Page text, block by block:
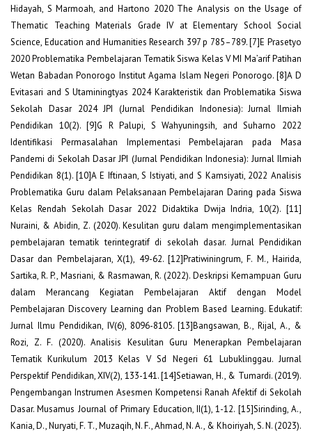
Hidayah, S Marmoah, and Hartono 2020 The Analysis on the Usage of
Thematic Teaching Materials Grade IV at Elementary School Social
Science, Education and Humanities Research 397 p 785–789. [7]E Prasetyo
2020 Problematika Pembelajaran Tematik Siswa Kelas V MI Ma’arif Patihan
Wetan Babadan Ponorogo Institut Agama Islam Negeri Ponorogo. [8]A D
Evitasari and S Utaminingtyas 2024 Karakteristik dan Problematika Siswa
Sekolah Dasar 2024 JPI (Jurnal Pendidikan Indonesia): Jurnal Ilmiah
Pendidikan 10(2). [9]G R Palupi, S Wahyuningsih, and Suharno 2022
Identifikasi Permasalahan Implementasi Pembelajaran pada Masa
Pandemi di Sekolah Dasar JPI (Jurnal Pendidikan Indonesia): Jurnal Ilmiah
Pendidikan 8(1). [10]A E Iftinaan, S Istiyati, and S Kamsiyati, 2022 Analisis
Problematika Guru dalam Pelaksanaan Pembelajaran Daring pada Siswa
Kelas Rendah Sekolah Dasar 2022 Didaktika Dwija Indria, 10(2). [11]
Nuraini, & Abidin, Z. (2020). Kesulitan guru dalam mengimplementasikan
pembelajaran tematik terintegratif di sekolah dasar. Jurnal Pendidikan
Dasar dan Pembelajaran, X(1), 49-62. [12]Pratiwiningrum, F. M., Hairida,
Sartika, R. P., Masriani, & Rasmawan, R. (2022). Deskripsi Kemampuan Guru
dalam Merancang Kegiatan Pembelajaran Aktif dengan Model
Pembelajaran Discovery Learning dan Problem Based Learning. Edukatif:
Jurnal Ilmu Pendidikan, IV(6), 8096-8105. [13]Bangsawan, B., Rijal, A., &
Rozi, Z. F. (2020). Analisis Kesulitan Guru Menerapkan Pembelajaran
Tematik Kurikulum 2013 Kelas V Sd Negeri 61 Lubuklinggau. Jurnal
Perspektif Pendidikan, XIV(2), 133-141. [14]Setiawan, H., & Tumardi. (2019).
Pengembangan Instrumen Asesmen Kompetensi Ranah Afektif di Sekolah
Dasar. Musamus Journal of Primary Education, II(1), 1-12. [15]Sirinding, A.,
Kania, D., Nuryati, F. T., Muzaqih, N. F., Ahmad, N. A., & Khoiriyah, S. N. (2023).